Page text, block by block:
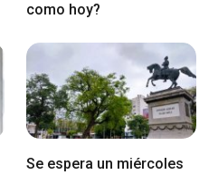
como hoy?
Se espera un miércoles